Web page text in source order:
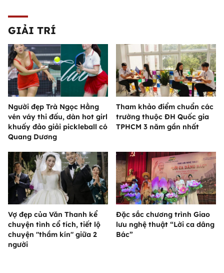
GIẢI TRÍ
Người đẹp Trà Ngọc Hằng
vén váy thi đấu, dàn hot girl
khuấy đảo giải pickleball có
Quang Dương
Tham khảo điểm chuẩn các
trường thuộc ĐH Quốc gia
TPHCM 3 năm gần nhất
Vợ đẹp của Văn Thanh kể
chuyện tình cổ tích, tiết lộ
chuyện "thầm kín" giữa 2
người
Đặc sắc chương trình Giao
lưu nghệ thuật “Lời ca dâng
Bác”